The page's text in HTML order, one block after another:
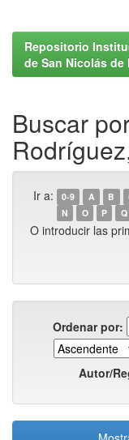
Repositorio
de San Nicolás de
Buscar
Ir a: 0-9 A B
N
O P Q
O introducir las
Ordenar por:
Autor/